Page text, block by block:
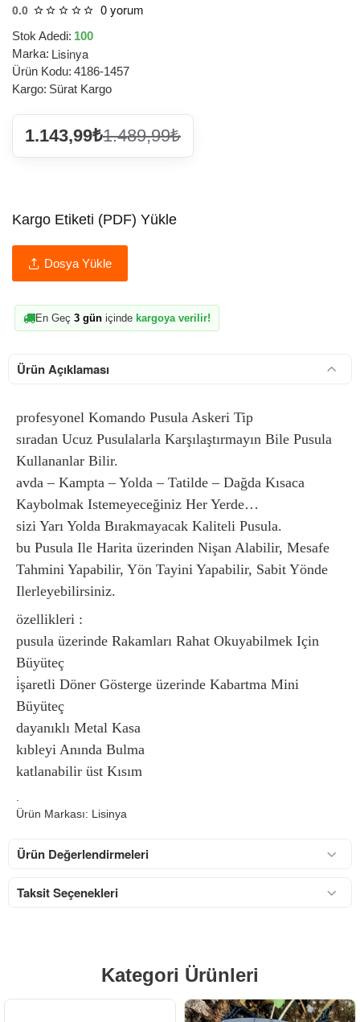
0.0 0 yorum
Stok Adedi: 100
Marka: Lisinya
Ürün Kodu: 4186-1457
Kargo: Sürat Kargo
1.143,99₺1.489,99₺
Kargo Etiketi (PDF) Yükle
Dosya Yükle
En Geç 3 gün içinde kargoya verilir!
Ürün Açıklaması
profesyonel Komando Pusula Askeri Tip
sıradan Ucuz Pusulalarla Karşılaştırmayın Bile Pusula
Kullananlar Bilir.
avda – Kampta – Yolda – Tatilde – Dağda Kısaca
Kaybolmak Istemeyeceğiniz Her Yerde…
sizi Yarı Yolda Bırakmayacak Kaliteli Pusula.
bu Pusula Ile Harita üzerinden Nişan Alabilir, Mesafe
Tahmini Yapabilir, Yön Tayini Yapabilir, Sabit Yönde
Ilerleyebilirsiniz.
özellikleri :
pusula üzerinde Rakamları Rahat Okuyabilmek Için
Büyüteç
i̇şaretli Döner Gösterge üzerinde Kabartma Mini
Büyüteç
dayanıklı Metal Kasa
kıbleyi Anında Bulma
katlanabilir üst Kısım
.
Ürün Markası: Lisinya
Ürün Değerlendirmeleri
Taksit Seçenekleri
Kategori Ürünleri